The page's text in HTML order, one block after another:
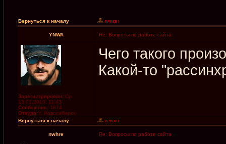
Вернуться к началу
YNWA Re: Вопросы по работе сайта
Зарегистрирован: Ср
13.01.2010, 11:43
Сообщения: 1874
Откуда: г. Новосибирск
Чего такого
Какой-то
Вернуться к началу
nwhre Re: Вопросы по работе сайта